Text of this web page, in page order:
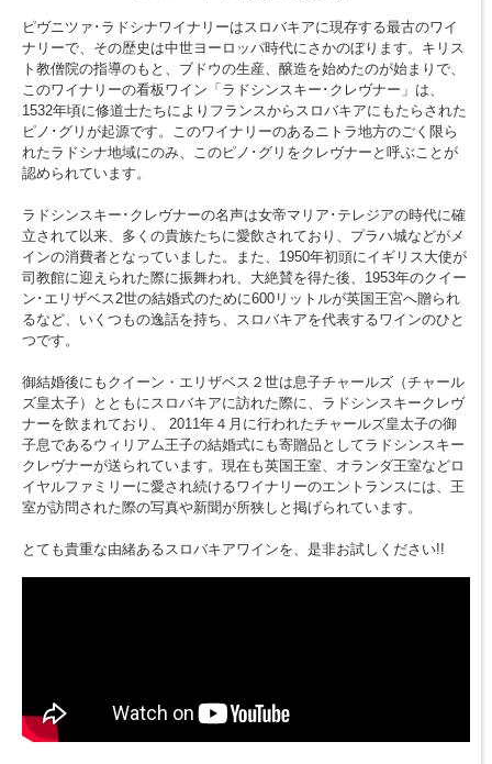
ピヴニツァ･ラドシナワイナリーはスロバキアに現存する最古のワイ
ナリーで、その歴史は中世ヨーロッパ時代にさかのぼります。キリス
ト教僧院の指導のもと、ブドウの生産、醸造を始めたのが始まりで、
このワイナリーの看板ワイン「ラドシンスキー･クレヴナー」は、
1532年頃に修道士たちによりフランスからスロバキアにもたらされた
ピノ･グリが起源です。このワイナリーのあるニトラ地方のごく限ら
れたラドシナ地域にのみ、このピノ･グリをクレヴナーと呼ぶことが
認められています。
ラドシンスキー･クレヴナーの名声は女帝マリア･テレジアの時代に確
立されて以来、多くの貴族たちに愛飲されており、プラハ城などがメ
インの消費者となっていました。また、1950年初頭にイギリス大使が
司教館に迎えられた際に振舞われ、大絶賛を得た後、1953年のクイー
ン･エリザベス2世の結婚式のために600リットルが英国王宮へ贈られ
るなど、いくつもの逸話を持ち、スロバキアを代表するワインのひと
つです。
御結婚後にもクイーン・エリザベス２世は息子チャールズ（チャール
ズ皇太子）とともにスロバキアに訪れた際に、ラドシンスキークレヴ
ナーを飲まれており、 2011年４月に行われたチャールズ皇太子の御
子息であるウィリアム王子の結婚式にも寄贈品としてラドシンスキー
クレヴナーが送られています。現在も英国王室、オランダ王室などロ
イヤルファミリーに愛され続けるワイナリーのエントランスには、王
室が訪問された際の写真や新聞が所狭しと掲げられています。
とても貴重な由緒あるスロバキアワインを、是非お試しください!!